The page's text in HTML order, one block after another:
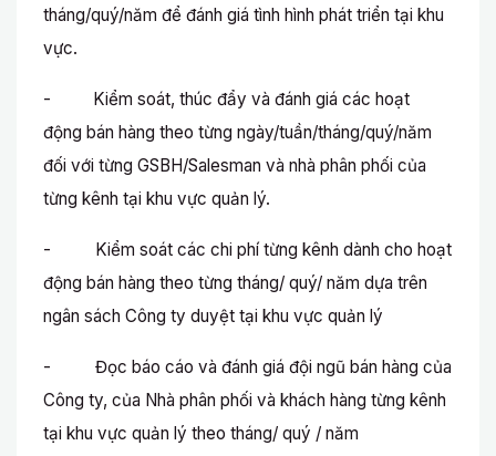
tháng/quý/năm để đánh giá tình hình phát triển tại khu
vực.
-
​ Kiểm soát, thúc đẩy và đánh giá các hoạt
động bán hàng theo từng ngày/tuần/tháng/quý/năm
đối với từng GSBH/Salesman và nhà phân phối của
từng kênh tại khu vực quản lý.
- Kiểm soát các chi phí từng kênh dành cho hoạt
động bán hàng theo từng tháng/ quý/ năm dựa trên
ngân sách Công ty duyệt tại khu vực quản lý
- Đọc báo cáo và đánh giá đội ngũ bán hàng của
Công ty, của Nhà phân phối và khách hàng từng kênh
tại khu vực quản lý theo tháng/ quý / năm